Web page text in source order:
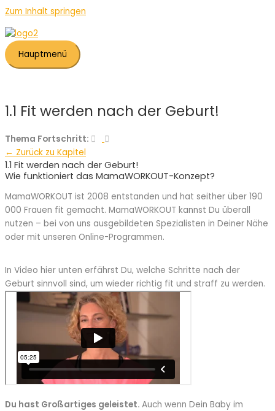
Zum Inhalt springen
Hauptmenü
1.1 Fit werden nach der Geburt!
Thema Fortschritt:
← Zurück zu Kapitel
1.1 Fit werden nach der Geburt!
Wie funktioniert das MamaWORKOUT-Konzept?
MamaWORKOUT ist 2008 entstanden und hat seither über 190
000 Frauen fit gemacht. MamaWORKOUT kannst Du überall
nutzen – bei von uns ausgebildeten Spezialisten in Deiner Nähe
oder mit unseren Online-Programmen.
In Video hier unten erfährst Du, welche Schritte nach der
Geburt sinnvoll sind, um wieder richtig fit und straff zu werden.
Du hast Großartiges geleistet. Auch wenn Dein Baby im